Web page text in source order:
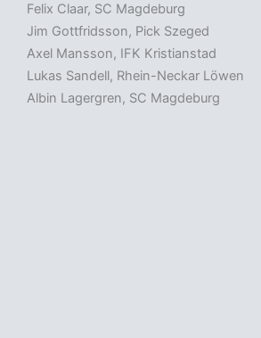
Felix Claar, SC Magdeburg
Jim Gottfridsson, Pick Szeged
Axel Mansson, IFK Kristianstad
Lukas Sandell, Rhein-Neckar Löwen
Albin Lagergren, SC Magdeburg